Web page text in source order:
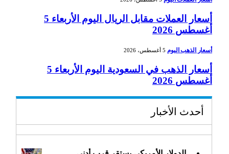
أسعار العملات مقابل الريال اليوم الأربعاء 5
أغسطس 2026
أسعار الذهب اليوم 5 أغسطس، 2026
أسعار الذهب في السعودية اليوم الأربعاء 5
أغسطس 2026
أحدث الأخبار